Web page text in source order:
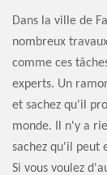
Dans la ville de
nombreux
comme ces
experts. Un
et sachez qu'il
monde. Il n'y a
sachez qu'il peut
Si vous voulez